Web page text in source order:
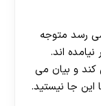
رسد متوجه
اند.
کند و بیان می
این جا نیستید.